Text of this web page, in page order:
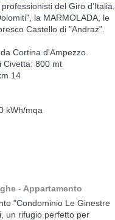
del Giro d’Italia.
la MARMOLADA, le
Castello di "Andraz".
Cortina d'Ampezzo.
Civetta: 800 mt
14
kWh/mqa
- Appartamento
"Condominio Le Ginestre
un rifugio perfetto per